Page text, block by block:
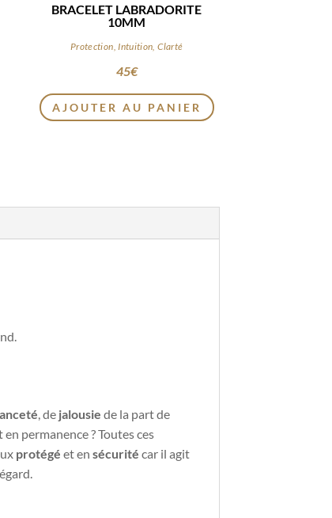
BRACELET LABRADORITE
10MM
Protection, Intuition, Clarté
45€
AJOUTER AU PANIER
, de jalousie de la part de
permanence ? Toutes ces
protégé et en sécurité car il agit